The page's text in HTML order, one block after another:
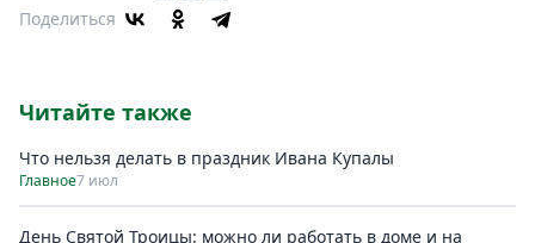
Поделиться
Читайте также
Что нельзя делать в праздник Ивана Купалы
Главное7 июл
День Святой Троицы: можно ли работать в доме и на